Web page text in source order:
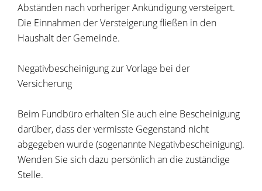
Abständen nach vorheriger Ankündigung versteigert.
Die Einnahmen der Versteigerung fließen in den
Haushalt der Gemeinde.
Negativbescheinigung zur Vorlage bei der
Versicherung
Beim Fundbüro erhalten Sie auch eine Bescheinigung
darüber, dass der vermisste Gegenstand nicht
abgegeben wurde (sogenannte Negativbescheinigung).
Wenden Sie sich dazu persönlich an die zuständige
Stelle.